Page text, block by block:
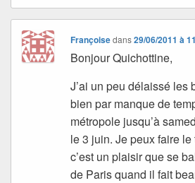
Françoisedans29/06/2011 à
Bonjour Quichottine,
J’ai un peu délaissé les
bien par manque de
métropole jusqu’à
le 3 juin. Je peux faire
c’est un plaisir que se
de Paris quand il fait